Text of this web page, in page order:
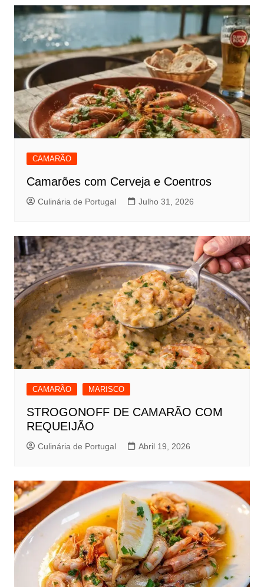
CAMARÃO
Camarões com Cerveja e Coentros
Culinária de Portugal Julho 31, 2026
CAMARÃO MARISCO
STROGONOFF DE CAMARÃO COM
REQUEIJÃO
Culinária de Portugal Abril 19, 2026